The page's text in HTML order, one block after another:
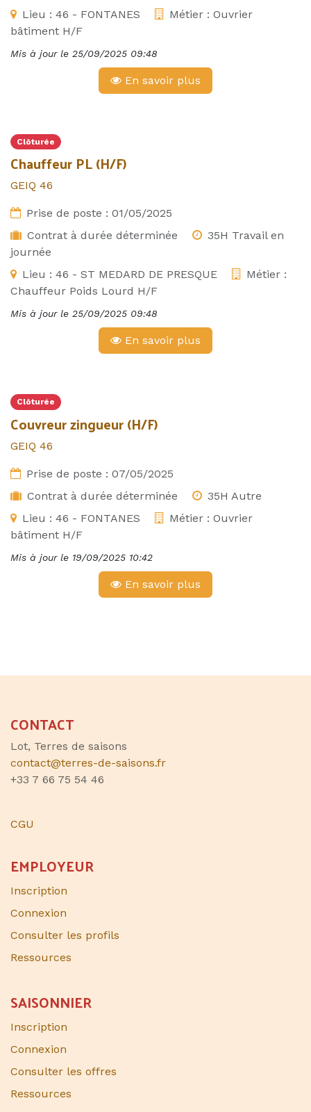
Lieu : 46 - FONTANES Métier : Ouvrier
bâtiment H/F
Mis à jour le 25/09/2025 09:48
En savoir plus
Clôturée
Chauffeur PL (H/F)
GEIQ 46
Prise de poste : 01/05/2025
Contrat à durée déterminée
35H Travail en
journée
Lieu : 46 - ST MEDARD DE PRESQUE
Métier :
Chauffeur Poids Lourd H/F
Mis à jour le 25/09/2025 09:48
En savoir plus
Clôturée
Couvreur zingueur (H/F)
GEIQ 46
Prise de poste : 07/05/2025
Contrat à durée déterminée
35H Autre
Lieu : 46 - FONTANES Métier : Ouvrier
bâtiment H/F
Mis à jour le 19/09/2025 10:42
En savoir plus
CONTACT
Lot, Terres de saisons
contact@terres-de-saisons.fr
+33 7 66 75 54 46
CGU
EMPLOYEUR
Inscription
Connexion
Consulter les profils
Ressources
SAISONNIER​
Inscription
Connexion
Consulter les offres
Ressources